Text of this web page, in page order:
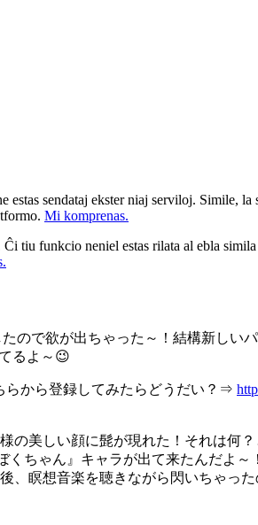
sendataj ekster niaj serviloj. Simile,
Mi komprenas.
tiu funkcio neniel estas rilata al ebla
ので欲が出ちゃった～！結構新しい
るよ～😉
らから登録してみたらどうだい？⇒
の美しい顔に髭が現れた！それは何
ちゃん』キャラが出て来たんだよ
、瞑想音楽を聴きながら閃いちゃっ